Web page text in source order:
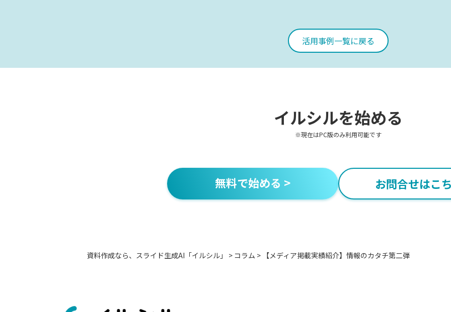
活用事例一覧に戻る
イルシルを始める
※現在はPC版のみ利用可能です
無料で始める > お問合せはこ
資料作成なら、スライド生成AI「イルシル」 > コラム > 【メディア掲載実績紹介】情報のカタチ第二弾